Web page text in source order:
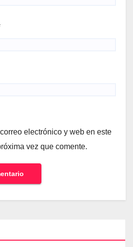
electrónico y web en este
vez que comente.